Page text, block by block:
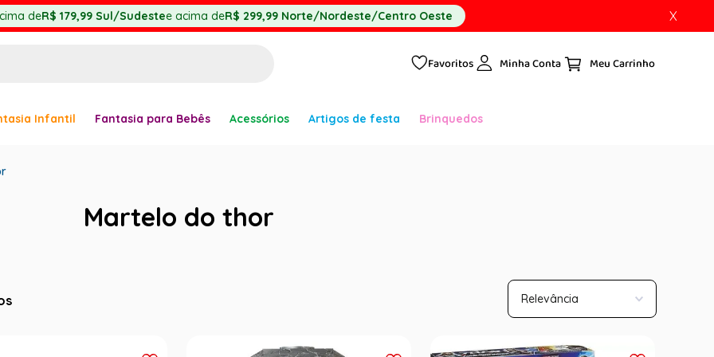
deR$ 179,99 Sul/Sudestee acima deR$ 299,99 Norte/Nordeste/Centro Oeste X
Favoritos Minha Conta
Infantil Fantasia para Bebês Acessórios Artigos de festa Brinquedos
Martelo do thor
Relevância